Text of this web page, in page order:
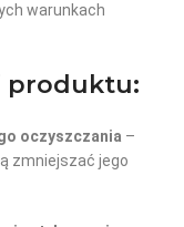
warunkach
produktu:
oczyszczania –
zmniejszać jego